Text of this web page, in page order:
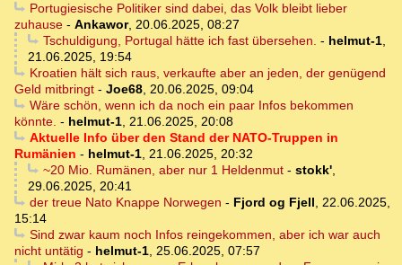
Portugiesische Politiker sind dabei, das Volk bleibt lieber
zuhause - Ankawor, 20.06.2025, 08:27
Tschuldigung, Portugal hätte ich fast übersehen. - helmut-1,
21.06.2025, 19:54
Kroatien hält sich raus, verkaufte aber an jeden, der genügend
Geld mitbringt - Joe68, 20.06.2025, 09:04
Wäre schön, wenn ich da noch ein paar Infos bekommen
könnte. - helmut-1, 21.06.2025, 20:08
Aktuelle Info über den Stand der NATO-Truppen in
Rumänien - helmut-1, 21.06.2025, 20:32
~20 Mio. Rumänen, aber nur 1 Heldenmut- stokk',
29.06.2025, 20:41
der treue Nato Knappe Norwegen - Fjord og Fjell, 22.06.2025,
15:14
Sind zwar kaum noch Infos reingekommen, aber ich war auch
nicht untätig - helmut-1, 25.06.2025, 07:57